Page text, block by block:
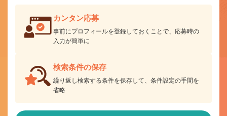
カンタン応募
事前にプロフィールを登録しておくことで、応募時の
入力が簡単に
検索条件の保存
繰り返し検索する条件を保存して、条件設定の手間を
省略